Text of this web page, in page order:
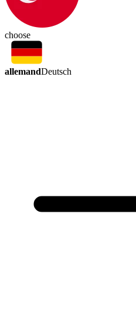
choose
allemandDeutsch